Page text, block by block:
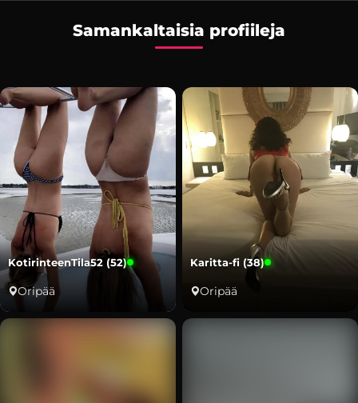
Samankaltaisia profiileja
KotirinteenTila52 (52)
Oripää
Karitta-fi (38)
Oripää